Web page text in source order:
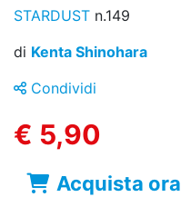
STARDUST n.149
di Kenta Shinohara
Condividi
€ 5,90
Acquista ora